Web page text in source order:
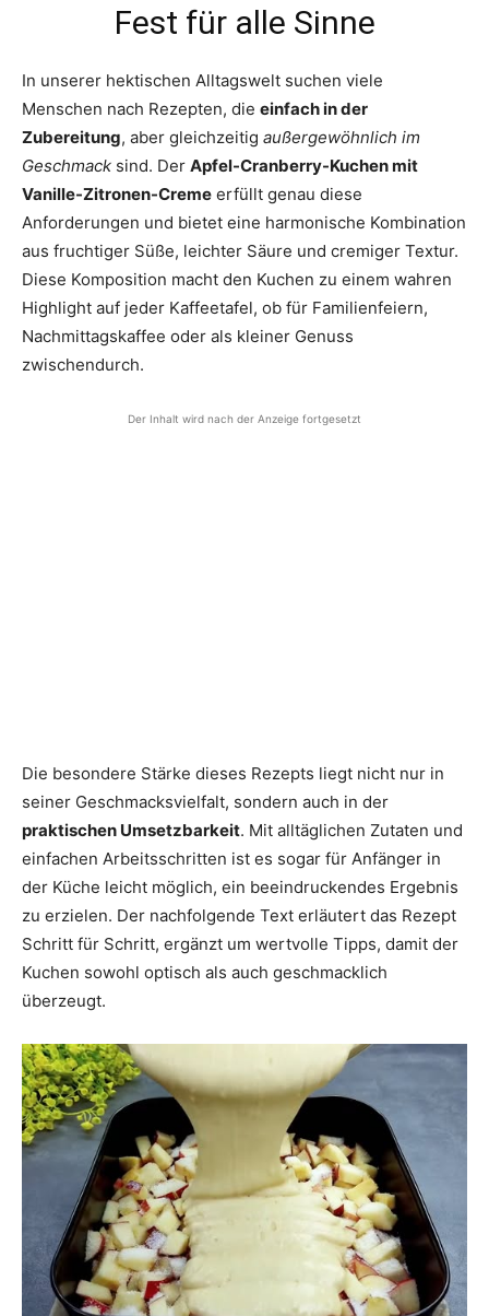
Fest für alle Sinne
In unserer hektischen Alltagswelt suchen viele
Menschen nach Rezepten, die einfach in der
Zubereitung, aber gleichzeitig außergewöhnlich im
Geschmack sind. Der Apfel-Cranberry-Kuchen mit
Vanille-Zitronen-Creme erfüllt genau diese
Anforderungen und bietet eine harmonische Kombination
aus fruchtiger Süße, leichter Säure und cremiger Textur.
Diese Komposition macht den Kuchen zu einem wahren
Highlight auf jeder Kaffeetafel, ob für Familienfeiern,
Nachmittagskaffee oder als kleiner Genuss
zwischendurch.
Der Inhalt wird nach der Anzeige fortgesetzt
Die besondere Stärke dieses Rezepts liegt nicht nur in
seiner Geschmacksvielfalt, sondern auch in der
praktischen Umsetzbarkeit. Mit alltäglichen Zutaten und
einfachen Arbeitsschritten ist es sogar für Anfänger in
der Küche leicht möglich, ein beeindruckendes Ergebnis
zu erzielen. Der nachfolgende Text erläutert das Rezept
Schritt für Schritt, ergänzt um wertvolle Tipps, damit der
Kuchen sowohl optisch als auch geschmacklich
überzeugt.